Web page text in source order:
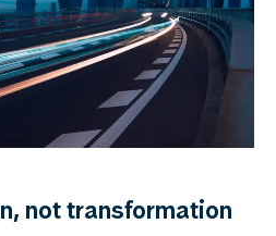
not transformation